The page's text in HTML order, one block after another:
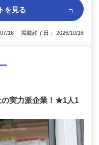
を見る
07/16 掲載終了日： 2026/10/16
の実力派企業！★1人1